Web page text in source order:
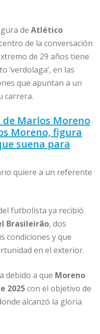
de Atlético
de la conversación
de 29 años tiene
‘verdolaga’, en las
que apuntan a un
carrera.
Marlos Moreno
Moreno, figura
suena para
quiere a un referente
futbolista ya recibió
Brasileirão, dos
condiciones y que
en el exterior.
debido a que Moreno
2025con el objetivo de
alcanzó la gloria